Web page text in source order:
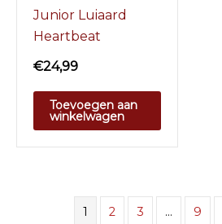
Junior Luiaard
Heartbeat
€24,99
Toevoegen aan
winkelwagen
1 2 3 … 9